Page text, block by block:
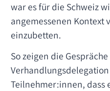
war es für die Schweiz
angemessenen Kontext
einzubetten.
So zeigen die
Teilnehmer:innen, dass